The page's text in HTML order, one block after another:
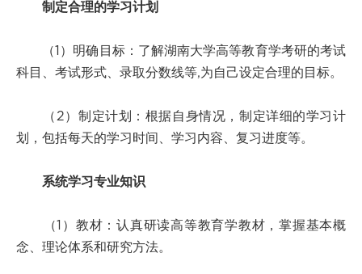
制定合理的学习计划
（1）明确目标：了解湖南大学高等教育学考研的考试
科目、考试形式、录取分数线等,为自己设定合理的目标。
（2）制定计划：根据自身情况，制定详细的学习计
划，包括每天的学习时间、学习内容、复习进度等。
系统学习专业知识
（1）教材：认真研读高等教育学教材，掌握基本概
念、理论体系和研究方法。